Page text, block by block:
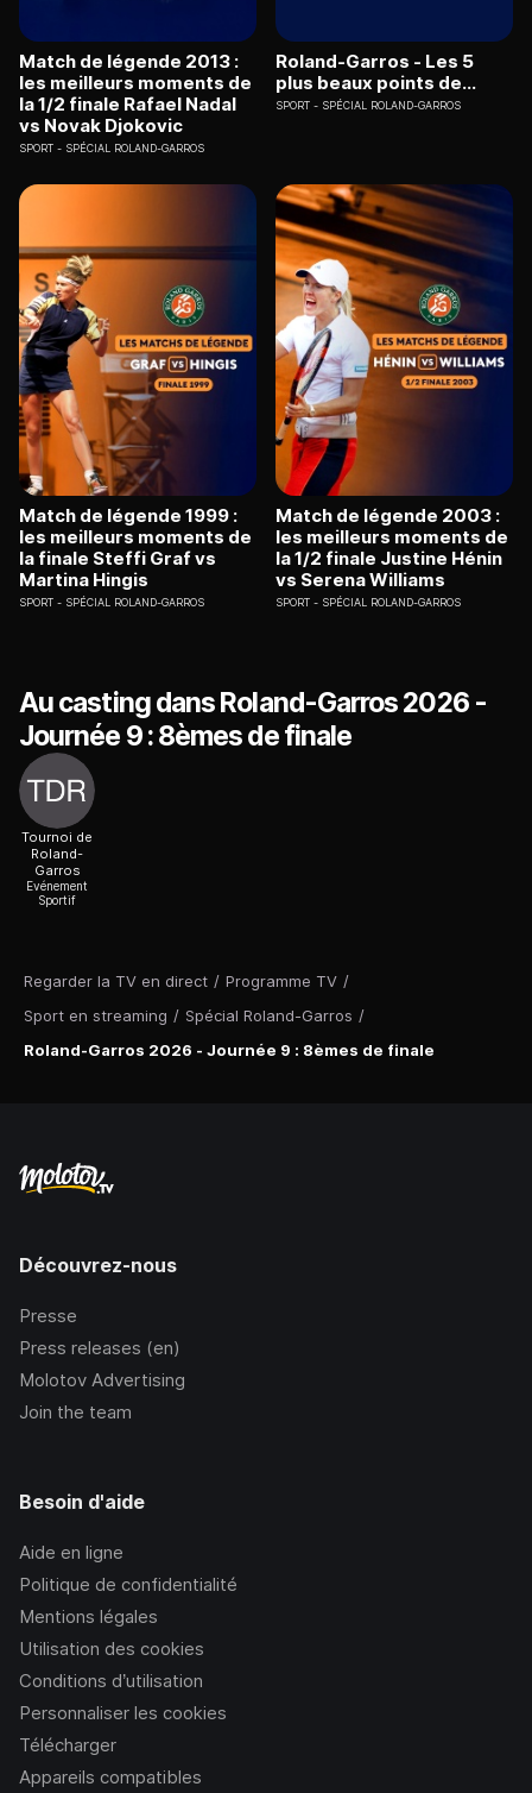
Regarder la TV en direct / Programme TV /
Sport en streaming / Spécial Roland-Garros /
Roland-Garros 2026 - Journée 9 : 8èmes de finale
Match de légende 2013 :
les meilleurs moments de
la 1/2 finale Rafael Nadal
vs Novak Djokovic
SPORT SPÉCIAL ROLAND-GARROS
Roland-Garros - Les 5
plus beaux points de...
SPORT SPÉCIAL ROLAND-GARROS
Match de légende 1999 :
les meilleurs moments de
la finale Steffi Graf vs
Martina Hingis
SPORT SPÉCIAL ROLAND-GARROS
Match de légende 2003 :
les meilleurs moments de
la 1/2 finale Justine Hénin
vs Serena Williams
SPORT SPÉCIAL ROLAND-GARROS
Au casting dans Roland-Garros 2026 -
Journée 9 : 8èmes de finale
Tournoi de
Roland-
Garros
Evénement
Sportif
Découvrez-nous
Presse
Press releases (en)
Molotov Advertising
Join the team
Besoin d'aide
Aide en ligne
Politique de confidentialité
Mentions légales
Utilisation des cookies
Conditions d’utilisation
Personnaliser les cookies
Télécharger
Appareils compatibles